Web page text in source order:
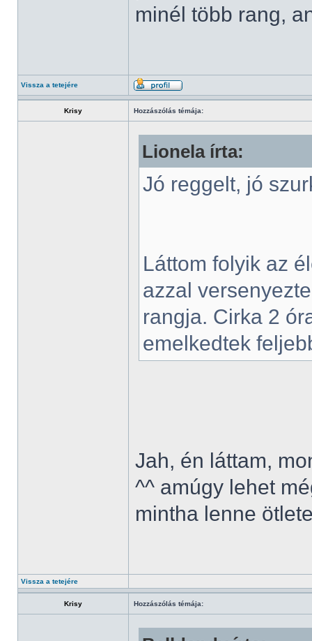
minél több rang,
Vissza a tetejére
Krisy Hozzászólás témája:
Lionela írta:
Jó reggelt, jó
Láttom folyik az
azzal
rangja. Cirka 2
emelkedtek
Jah, én láttam,
^^ amúgy lehet
mintha lenne
Vissza a tetejére
Krisy Hozzászólás témája: